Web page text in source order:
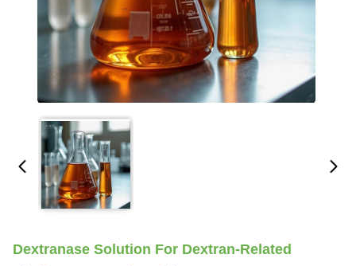
Dextranase Solution For Dextran-Related